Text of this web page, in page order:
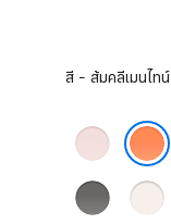
เลือก
สี - ส้มคลีเมนไทน์
ชมพู
อ่อน
ส้มคลีเมนไทน์
เทา
ส
ชม
พู